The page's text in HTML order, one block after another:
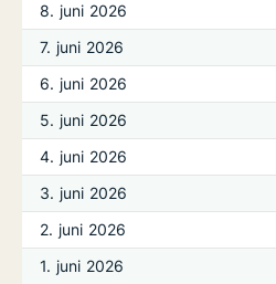
8. juni 2026
7. juni 2026
6. juni 2026
5. juni 2026
4. juni 2026
3. juni 2026
2. juni 2026
1. juni 2026